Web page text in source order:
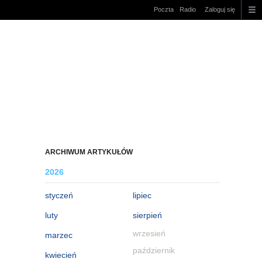
Poczta Radio Zaloguj się
ARCHIWUM ARTYKUŁÓW
2026
styczeń
luty
marzec
kwiecień
lipiec
sierpień
wrzesień
październik